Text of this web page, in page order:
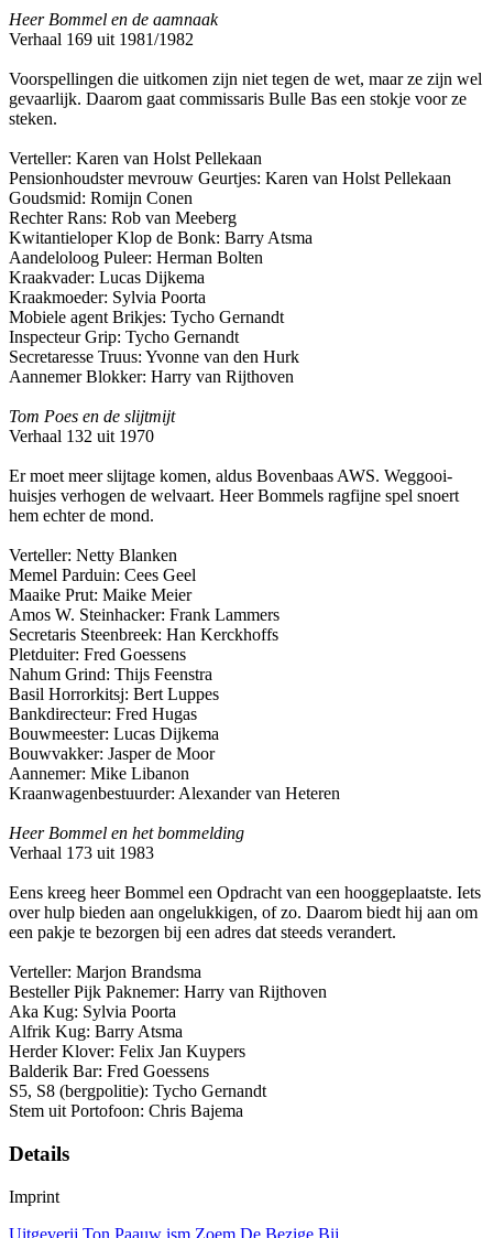
Heer Bommel en de aamnaak
Verhaal 169 uit 1981/1982
Voorspellingen die uitkomen zijn niet tegen de wet, maar ze zijn wel
gevaarlijk. Daarom gaat commissaris Bulle Bas een stokje voor ze
steken.
Verteller: Karen van Holst Pellekaan
Pensionhoudster mevrouw Geurtjes: Karen van Holst Pellekaan
Goudsmid: Romijn Conen
Rechter Rans: Rob van Meeberg
Kwitantieloper Klop de Bonk: Barry Atsma
Aandeloloog Puleer: Herman Bolten
Kraakvader: Lucas Dijkema
Kraakmoeder: Sylvia Poorta
Mobiele agent Brikjes: Tycho Gernandt
Inspecteur Grip: Tycho Gernandt
Secretaresse Truus: Yvonne van den Hurk
Aannemer Blokker: Harry van Rijthoven
Tom Poes en de slijtmijt
Verhaal 132 uit 1970
Er moet meer slijtage komen, aldus Bovenbaas AWS. Weggooi-
huisjes verhogen de welvaart. Heer Bommels ragfijne spel snoert
hem echter de mond.
Verteller: Netty Blanken
Memel Parduin: Cees Geel
Maaike Prut: Maike Meier
Amos W. Steinhacker: Frank Lammers
Secretaris Steenbreek: Han Kerckhoffs
Pletduiter: Fred Goessens
Nahum Grind: Thijs Feenstra
Basil Horrorkitsj: Bert Luppes
Bankdirecteur: Fred Hugas
Bouwmeester: Lucas Dijkema
Bouwvakker: Jasper de Moor
Aannemer: Mike Libanon
Kraanwagenbestuurder: Alexander van Heteren
Heer Bommel en het bommelding
Verhaal 173 uit 1983
Eens kreeg heer Bommel een Opdracht van een hooggeplaatste. Iets
over hulp bieden aan ongelukkigen, of zo. Daarom biedt hij aan om
een pakje te bezorgen bij een adres dat steeds verandert.
Verteller: Marjon Brandsma
Besteller Pijk Paknemer: Harry van Rijthoven
Aka Kug: Sylvia Poorta
Alfrik Kug: Barry Atsma
Herder Klover: Felix Jan Kuypers
Balderik Bar: Fred Goessens
S5, S8 (bergpolitie): Tycho Gernandt
Stem uit Portofoon: Chris Bajema
Details
Imprint
Uitgeverij Ton Paauw ism Zoem De Bezige Bij